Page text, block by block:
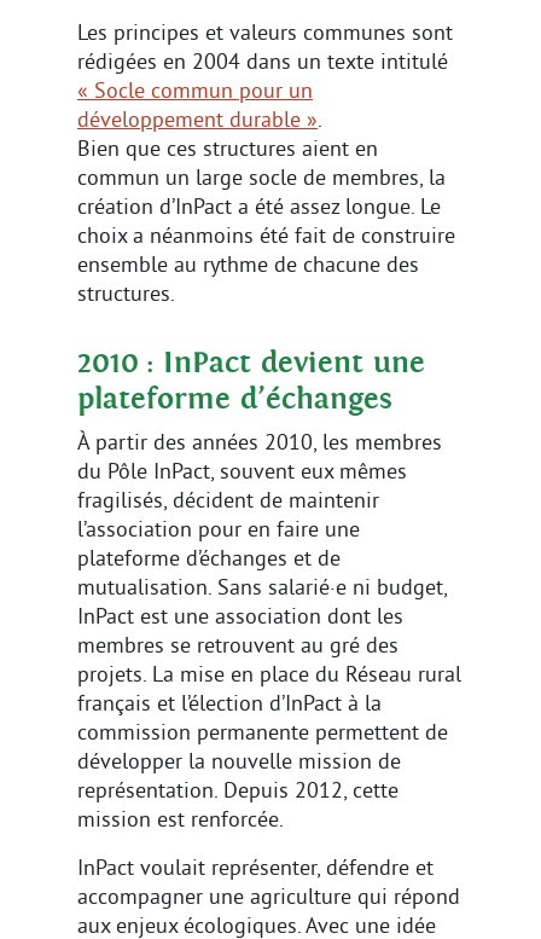
Les principes et valeurs communes sont
rédigées en 2004 dans un texte intitulé
« Socle commun pour un
développement durable ».
Bien que ces structures aient en
commun un large socle de membres, la
création d’InPact a été assez longue. Le
choix a néanmoins été fait de construire
ensemble au rythme de chacune des
structures.
2010 : InPact devient une
plateforme d’échanges
À partir des années 2010, les membres
du Pôle InPact, souvent eux mêmes
fragilisés, décident de maintenir
l’association pour en faire une
plateforme d’échanges et de
mutualisation. Sans salarié·e ni budget,
InPact est une association dont les
membres se retrouvent au gré des
projets. La mise en place du Réseau rural
français et l’élection d’InPact à la
commission permanente permettent de
développer la nouvelle mission de
représentation. Depuis 2012, cette
mission est renforcée.
InPact voulait représenter, défendre et
accompagner une agriculture qui répond
aux enjeux écologiques. Avec une idée